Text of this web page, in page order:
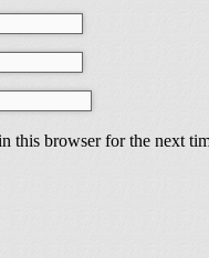
this browser for the next